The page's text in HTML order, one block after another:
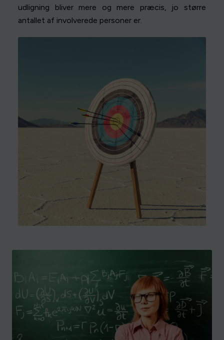
udligning bliver mere og mere præcis, jo større
antallet af involverede personer er.